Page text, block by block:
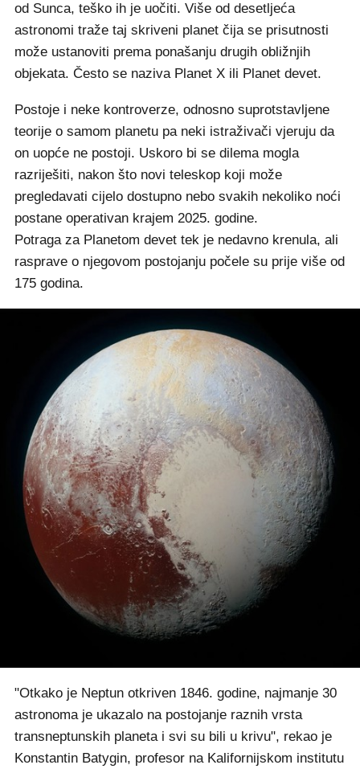
od Sunca, teško ih je uočiti. Više od desetljeća
astronomi traže taj skriveni planet čija se prisutnosti
može ustanoviti prema ponašanju drugih obližnjih
objekata. Često se naziva Planet X ili Planet devet.
Postoje i neke kontroverze, odnosno suprotstavljene
teorije o samom planetu pa neki istraživači vjeruju da
on uopće ne postoji. Uskoro bi se dilema mogla
razriješiti, nakon što novi teleskop koji može
pregledavati cijelo dostupno nebo svakih nekoliko noći
postane operativan krajem 2025. godine.
Potraga za Planetom devet tek je nedavno krenula, ali
rasprave o njegovom postojanju počele su prije više od
175 godina.
"Otkako je Neptun otkriven 1846. godine, najmanje 30
astronoma je ukazalo na postojanje raznih vrsta
transneptunskih planeta i svi su bili u krivu", rekao je
Konstantin Batygin, profesor na Kalifornijskom institutu